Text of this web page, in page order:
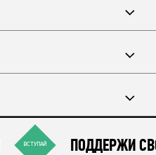
ВСТУПАЙ ПОДДЕРЖИ